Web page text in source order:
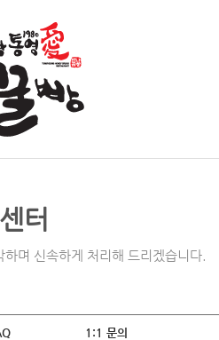
터
며 신속하게 처리해 드리겠습니다.
1:1 문의